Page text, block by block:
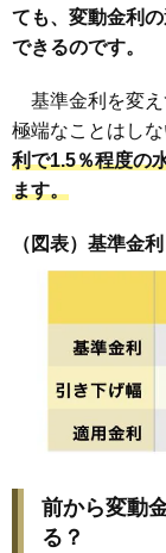
ても、変動金利
できるのです。
基準金利を変え
極端なことはしな
利で1.5％程度の
ます。
（図表）基準金
前から変動
る？